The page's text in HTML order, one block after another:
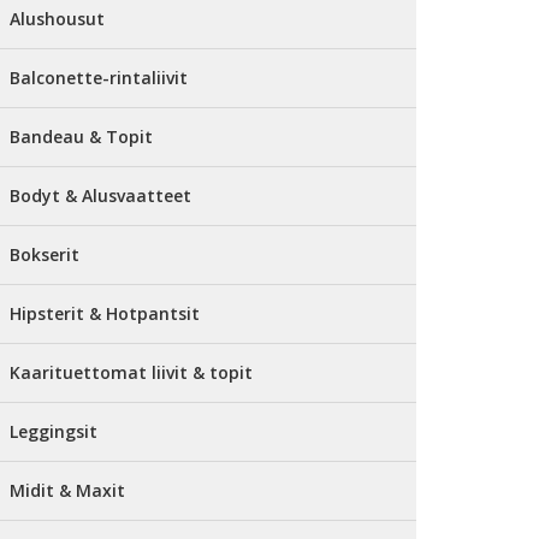
Alushousut
Balconette-rintaliivit
Bandeau & Topit
Bodyt & Alusvaatteet
Bokserit
Hipsterit & Hotpantsit
Kaarituettomat liivit & topit
Leggingsit
Midit & Maxit